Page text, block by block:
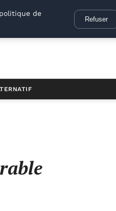
de
Refuser